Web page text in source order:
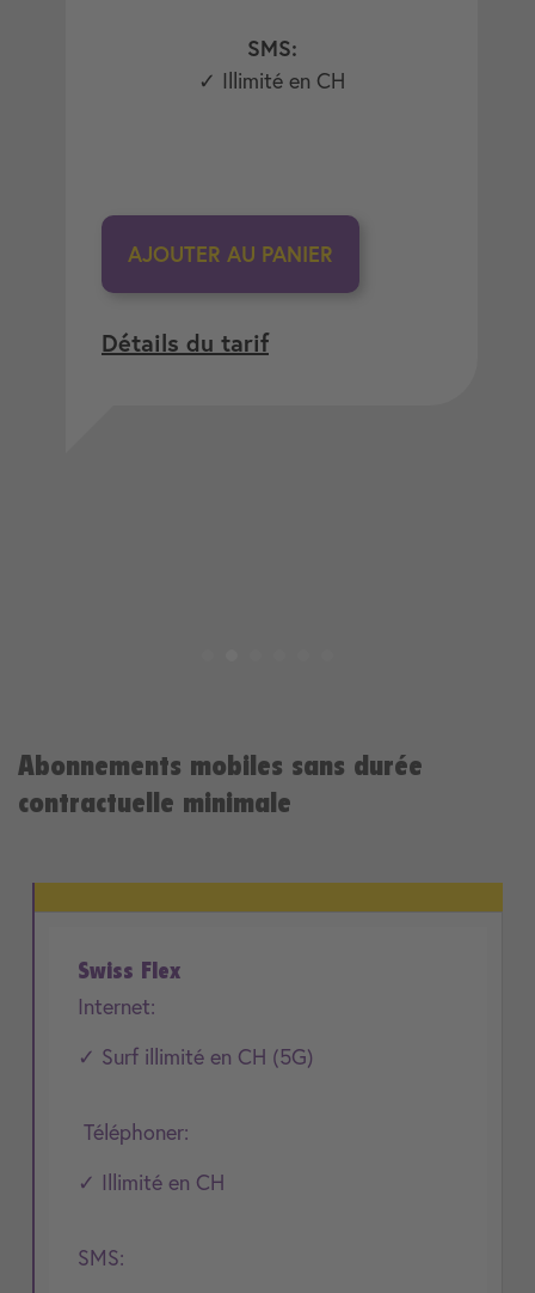
SMS:
✓ Illimité en CH
AJOUTER AU PANIER
Détails du tarif
Abonnements mobiles sans durée
contractuelle minimale
Swiss Flex
Internet:
✓ Surf illimité en CH (5G)
Téléphoner:
✓ Illimité en CH
SMS: